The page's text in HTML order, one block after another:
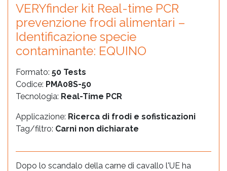
VERYfinder kit Real-time PCR
prevenzione frodi alimentari –
Identificazione specie
contaminante: EQUINO
Formato: 50 Tests
Codice: PMA08S-50
Tecnologia: Real-Time PCR
Applicazione: Ricerca di frodi e sofisticazioni
Tag/filtro: Carni non dichiarate
Dopo lo scandalo della carne di cavallo l'UE ha